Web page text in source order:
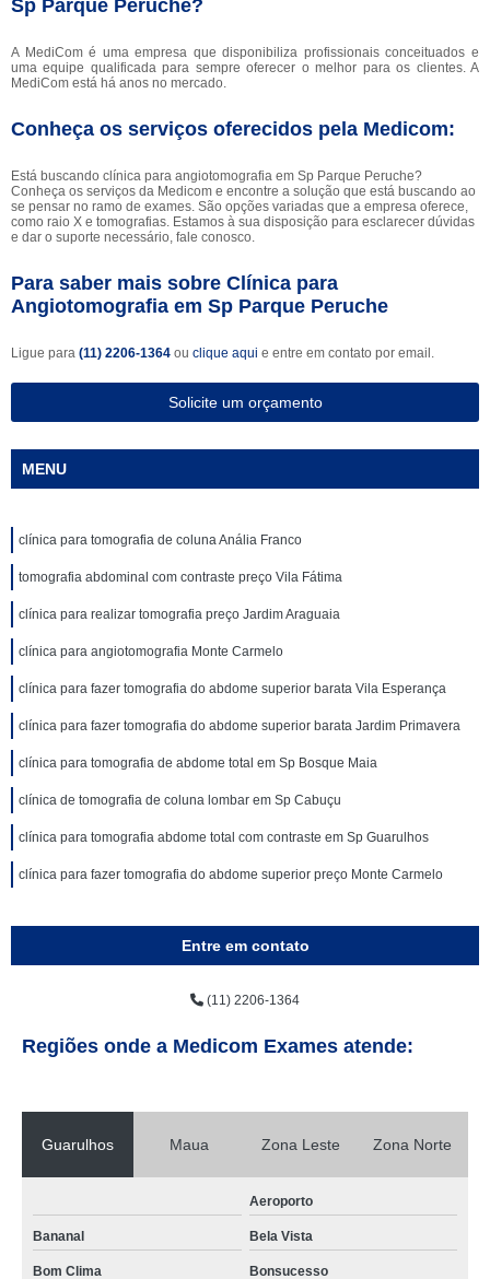
Sp Parque Peruche?
A MediCom é uma empresa que disponibiliza profissionais conceituados e
uma equipe qualificada para sempre oferecer o melhor para os clientes. A
MediCom está há anos no mercado.
Conheça os serviços oferecidos pela Medicom:
Está buscando clínica para angiotomografia em Sp Parque Peruche?
Conheça os serviços da Medicom e encontre a solução que está buscando ao
se pensar no ramo de exames. São opções variadas que a empresa oferece,
como raio X e tomografias. Estamos à sua disposição para esclarecer dúvidas
e dar o suporte necessário, fale conosco.
Para saber mais sobre Clínica para
Angiotomografia em Sp Parque Peruche
Ligue para (11) 2206-1364 ou clique aqui e entre em contato por email.
Solicite um orçamento
MENU
clínica para tomografia de coluna Anália Franco
tomografia abdominal com contraste preço Vila Fátima
clínica para realizar tomografia preço Jardim Araguaia
clínica para angiotomografia Monte Carmelo
clínica para fazer tomografia do abdome superior barata Vila Esperança
clínica para fazer tomografia do abdome superior barata Jardim Primavera
clínica para tomografia de abdome total em Sp Bosque Maia
clínica de tomografia de coluna lombar em Sp Cabuçu
clínica para tomografia abdome total com contraste em Sp Guarulhos
clínica para fazer tomografia do abdome superior preço Monte Carmelo
Entre em contato
(11) 2206-1364
Regiões onde a Medicom Exames atende:
Guarulhos Maua Zona Leste Zona Norte
Aeroporto
Bananal Bela Vista
Bom Clima Bonsucesso